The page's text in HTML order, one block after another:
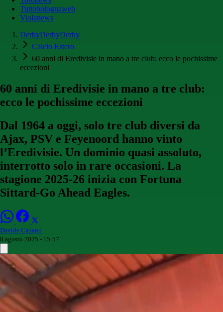
Tuttobolognaweb
Violanews
DerbyDerbyDerby
Calcio Estero
60 anni di Eredivisie in mano a tre club: ecco le pochissime
eccezioni
60 anni di Eredivisie in mano a tre club:
ecco le pochissime eccezioni
Dal 1964 a oggi, solo tre club diversi da
Ajax, PSV e Feyenoord hanno vinto
l’Eredivisie. Un dominio quasi assoluto,
interrotto solo in rare occasioni. La
stagione 2025-26 inizia con Fortuna
Sittard-Go Ahead Eagles.
Davide Capano
8 agosto 2025 - 15:57